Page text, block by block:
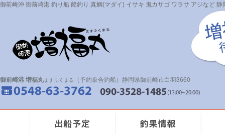
御前崎沖 御前崎港 釣り船 船釣り 真鯛(マダイ) イサキ 鬼カサゴ ワラサ アジなど
御前崎港 増福丸ますふくまる （予約乗合釣船）静岡県御前崎市白羽3660